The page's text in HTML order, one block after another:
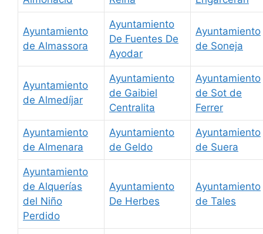
Ayuntamiento
de Almassora
Ayuntamiento
De Fuentes De
Ayodar
Ayuntamiento
de Soneja
Ayuntamiento
de Almedíjar
Ayuntamiento
de Gaibiel
Centralita
Ayuntamiento
de Sot de
Ferrer
Ayuntamiento
de Almenara
Ayuntamiento
de Geldo
Ayuntamiento
de Suera
Ayuntamiento
de Alquerías
del Niño
Perdido
Ayuntamiento
De Herbes
Ayuntamiento
de Tales